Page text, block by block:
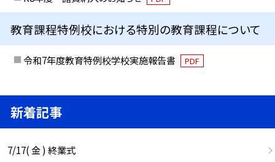
教育課程特例校における特別の教育課程について
令和7年度教育特例校学校実施報告書 PDF
新着記事
7/17( 金 ) 終業式